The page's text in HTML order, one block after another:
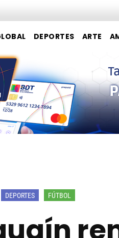
DEPORTES ARTE
DEPORTES FÚTBOL